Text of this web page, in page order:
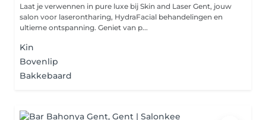
Laat je verwennen in pure luxe bij Skin and Laser Gent, jouw
salon voor laserontharing, HydraFacial behandelingen en
ultieme ontspanning. Geniet van p...
Kin
Bovenlip
Bakkebaard